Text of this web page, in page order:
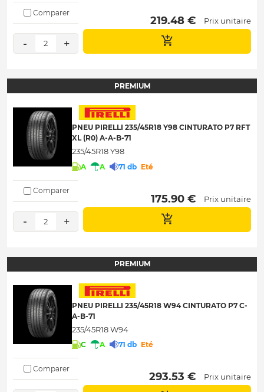
Comparer
- 2 +
219.48 € Prix unitaire
PREMIUM
PNEU PIRELLI 235/45R18 Y98 CINTURATO P7 RFT
XL (R0) A-A-B-71
235/45R18 Y98
A A 71 db Eté
Comparer
- 2 +
175.90 € Prix unitaire
PREMIUM
PNEU PIRELLI 235/45R18 W94 CINTURATO P7 C-
A-B-71
235/45R18 W94
C A 71 db Eté
Comparer
293.53 € Prix unitaire